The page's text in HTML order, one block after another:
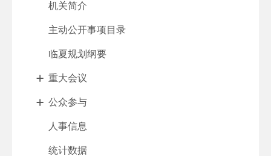
机关简介
主动公开事项目录
临夏规划纲要
重大会议
公众参与
人事信息
统计数据